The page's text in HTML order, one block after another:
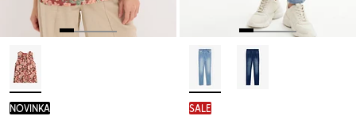
novinka SALE